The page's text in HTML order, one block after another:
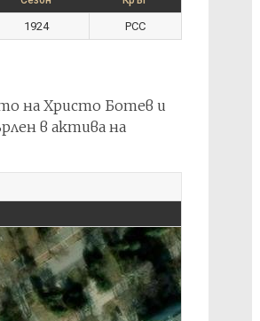
1924 РСС
на Христо Ботев и
в актива на